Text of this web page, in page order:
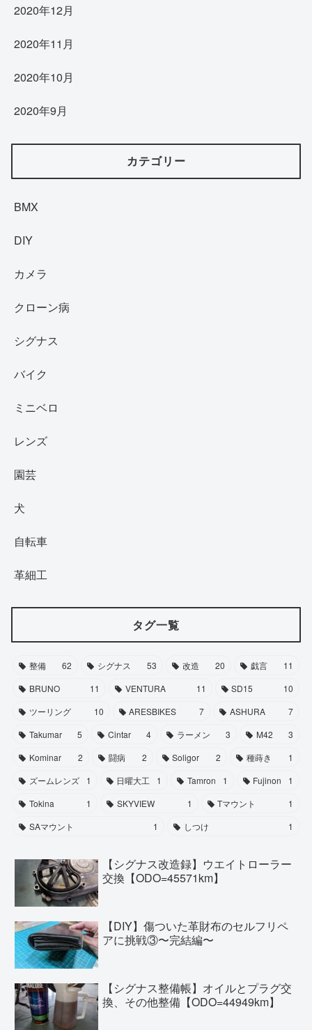
2020年12月
2020年11月
2020年10月
2020年9月
カテゴリー
BMX
DIY
カメラ
クローン病
シグナス
バイク
ミニベロ
レンズ
園芸
犬
自転車
革細工
タグ一覧
整備 62 シグナス 53 改造 20 戯言
11
BRUNO
11 VENTURA 11 SD15
10
ツーリング
10 ARESBIKES 7 ASHURA
7
Takumar
5 Cintar 4 ラーメン 3 M42
3
Kominar
2 闘病 2 Soligor 2 種蒔き
1
ズームレンズ
1 日曜大工 1 Tamron 1 Fujinon
1
Tokina
1 SKYVIEW 1 Tマウント
1
SAマウント
1 しつけ 1
【シグナス改造録】ウエイトローラー
交換【ODO=45571km】
【DIY】傷ついた革財布のセルフリペ
アに挑戦③〜完結編〜
【シグナス整備帳】オイルとプラグ交
換、その他整備【ODO=44949km】